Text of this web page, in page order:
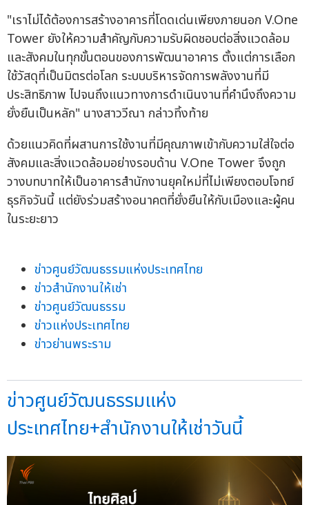
"เราไม่ได้ต้องการสร้างอาคารที่โดดเด่นเพียงภายนอก V.One
Tower ยังให้ความสำคัญกับความรับผิดชอบต่อสิ่งแวดล้อม
และสังคมในทุกขั้นตอนของการพัฒนาอาคาร ตั้งแต่การเลือก
ใช้วัสดุที่เป็นมิตรต่อโลก ระบบบริหารจัดการพลังงานที่มี
ประสิทธิภาพ ไปจนถึงแนวทางการดำเนินงานที่คำนึงถึงความ
ยั่งยืนเป็นหลัก" นางสาววีณา กล่าวทิ้งท้าย
ด้วยแนวคิดที่ผสานการใช้งานที่มีคุณภาพเข้ากับความใส่ใจต่อ
สังคมและสิ่งแวดล้อมอย่างรอบด้าน V.One Tower จึงถูก
วางบทบาทให้เป็นอาคารสำนักงานยุคใหม่ที่ไม่เพียงตอบโจทย์
ธุรกิจวันนี้ แต่ยังร่วมสร้างอนาคตที่ยั่งยืนให้กับเมืองและผู้คน
ในระยะยาว
ข่าวศูนย์วัฒนธรรมแห่งประเทศไทย
ข่าวสำนักงานให้เช่า
ข่าวศูนย์วัฒนธรรม
ข่าวแห่งประเทศไทย
ข่าวย่านพระราม
ข่าวศูนย์วัฒนธรรมแห่ง
ประเทศไทย+สำนักงานให้เช่าวันนี้